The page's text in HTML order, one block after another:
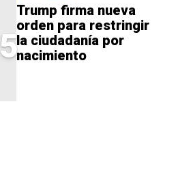
5
Trump firma nueva
orden para restringir
la ciudadanía por
nacimiento